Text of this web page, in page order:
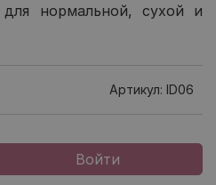
нормальной, сухой и
Артикул: ID06